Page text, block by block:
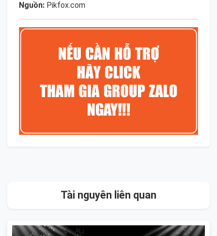
Nguồn: Pikfox.com
Tài nguyên liên quan